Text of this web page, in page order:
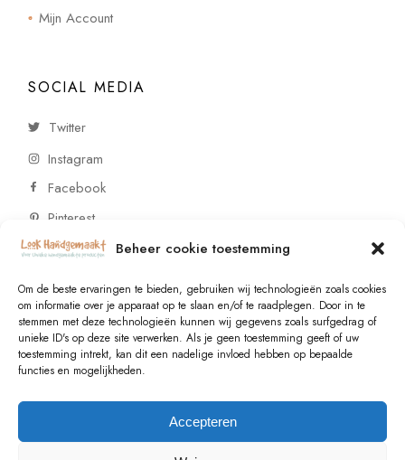
Beheer cookie toestemming
Om de beste ervaringen te bieden, gebruiken wij technologieën zoals cookies
om informatie over je apparaat op te slaan en/of te raadplegen. Door in te
stemmen met deze technologieën kunnen wij gegevens zoals surfgedrag of
unieke ID's op deze site verwerken. Als je geen toestemming geeft of uw
toestemming intrekt, kan dit een nadelige invloed hebben op bepaalde
functies en mogelijkheden.
Accepteren
Mijn Account
SOCIAL MEDIA
Twitter
Instagram
Facebook
Pinterest
CONTACT
Vragen of wensen? Neem contact op!
+31 (0)6 229 021 29